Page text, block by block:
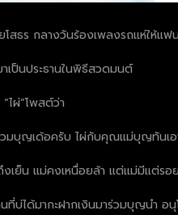
สธร กลางวันร้องเพลงรถแห่ให้แ
เป็นประธานในพิธีสวดมนต์
ผ่”โพสต์ว่า
มบุญเด้อครับ ไผ่กับคุณแม่บุญทันเ
ย็น แม่คงเหนื่อยล้า แต่แม่มีแต่รอ
ได้มากะฝากเงินมาร่วมบุญนำ อ